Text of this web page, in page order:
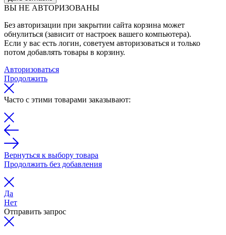
ВЫ НЕ АВТОРИЗОВАНЫ
Без авторизации при закрытии сайта корзина может
обнулиться (зависит от настроек вашего компьютера).
Если у вас есть логин, советуем авторизоваться и только
потом добавлять товары в корзину.
Авторизоваться
Продолжить
Часто с этими товарами заказывают:
Вернуться к выбору товара
Продолжить без добавления
Да
Нет
Отправить запрос